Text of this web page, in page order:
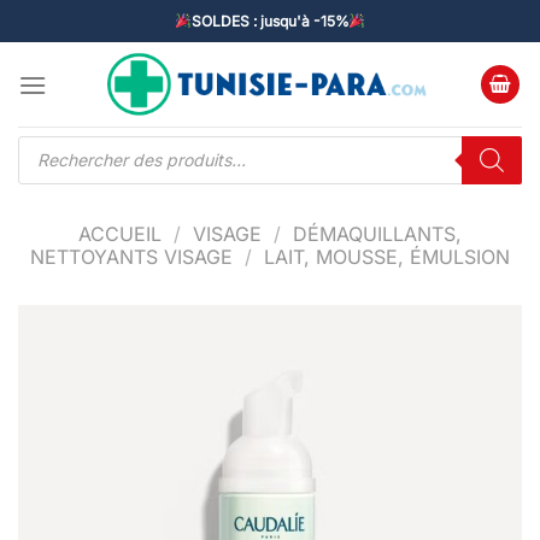
au
contenu
SOLDES : jusqu'à -15%
Recherche
ACCUEIL / VISAGE / DÉMAQUILLANTS,
NETTOYANTS VISAGE / LAIT, MOUSSE, ÉMULSION